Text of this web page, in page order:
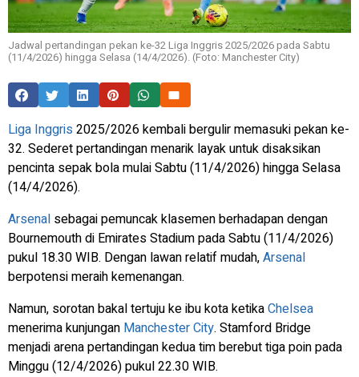
Jadwal pertandingan pekan ke-32 Liga Inggris 2025/2026 pada Sabtu
(11/4/2026) hingga Selasa (14/4/2026). (Foto: Manchester City)
Liga Inggris 2025/2026 kembali bergulir memasuki pekan ke-
32. Sederet pertandingan menarik layak untuk disaksikan
pencinta sepak bola mulai Sabtu (11/4/2026) hingga Selasa
(14/4/2026).
Arsenal sebagai pemuncak klasemen berhadapan dengan
Bournemouth di Emirates Stadium pada Sabtu (11/4/2026)
pukul 18.30 WIB. Dengan lawan relatif mudah,Arsenal
berpotensi meraih kemenangan.
Namun, sorotan bakal tertuju ke ibu kota ketikaChelsea
menerima kunjungan Manchester City. Stamford Bridge
menjadi arena pertandingan kedua tim berebut tiga poin pada
Minggu (12/4/2026) pukul 22.30 WIB.